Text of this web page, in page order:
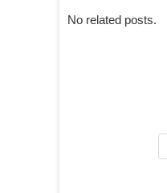
No related posts.